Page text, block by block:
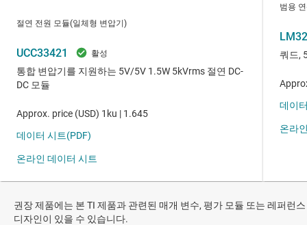
권장 제품에는 본 TI 제품과 관련된 매개 변수, 평가 모듈 또는 레퍼런스
디자인이 있을 수 있습니다.